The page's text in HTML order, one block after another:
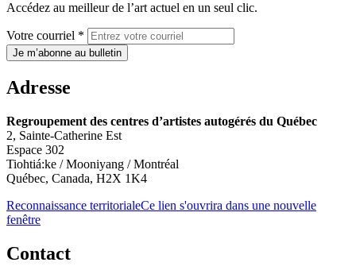
Accédez au meilleur de l’art actuel en un seul clic.
Votre courriel *
Je m’abonne au bulletin
Adresse
Regroupement des centres d’artistes autogérés du Québec
2, Sainte-Catherine Est
Espace 302
Tiohtiá:ke / Mooniyang / Montréal
Québec, Canada, H2X 1K4
Reconnaissance territorialeCe lien s'ouvrira dans une nouvelle
fenêtre
Contact